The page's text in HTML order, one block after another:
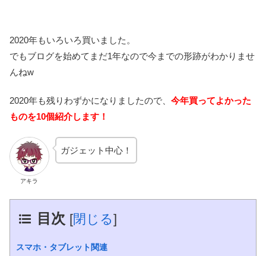
2020年もいろいろ買いました。
でもブログを始めてまだ1年なので今までの形跡がわかりませ
んねw
2020年も残りわずかになりましたので、 今年買ってよかった
ものを10個紹介します！
アキラ
ガジェット中心！
目次 [閉じる]
スマホ・タブレット関連